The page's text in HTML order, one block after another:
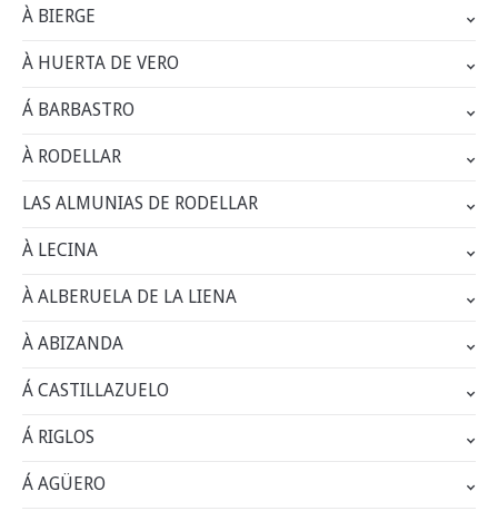
À BIERGE
À HUERTA DE VERO
Á BARBASTRO
À RODELLAR
LAS ALMUNIAS DE RODELLAR
À LECINA
À ALBERUELA DE LA LIENA
À ABIZANDA
Á CASTILLAZUELO
Á RIGLOS
Á AGÜERO